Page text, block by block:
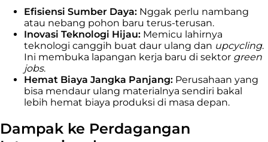
Efisiensi Sumber Daya: Nggak perlu nambang
atau nebang pohon baru terus-terusan.
Inovasi Teknologi Hijau: Memicu lahirnya
teknologi canggih buat daur ulang dan upcycling.
Ini membuka lapangan kerja baru di sektor green
jobs.
Hemat Biaya Jangka Panjang: Perusahaan yang
bisa mendaur ulang materialnya sendiri bakal
lebih hemat biaya produksi di masa depan.
Dampak ke Perdagangan